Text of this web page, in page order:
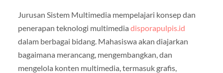
Jurusan Sistem Multimedia mempelajari konsep dan
penerapan teknologi multimedia disporapulpis.id
dalam berbagai bidang. Mahasiswa akan diajarkan
bagaimana merancang, mengembangkan, dan
mengelola konten multimedia, termasuk grafis,